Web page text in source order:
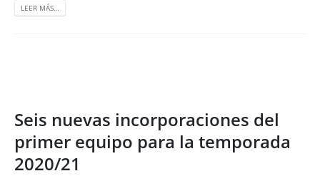
LEER MÁS…
Seis nuevas incorporaciones del
primer equipo para la temporada
2020/21